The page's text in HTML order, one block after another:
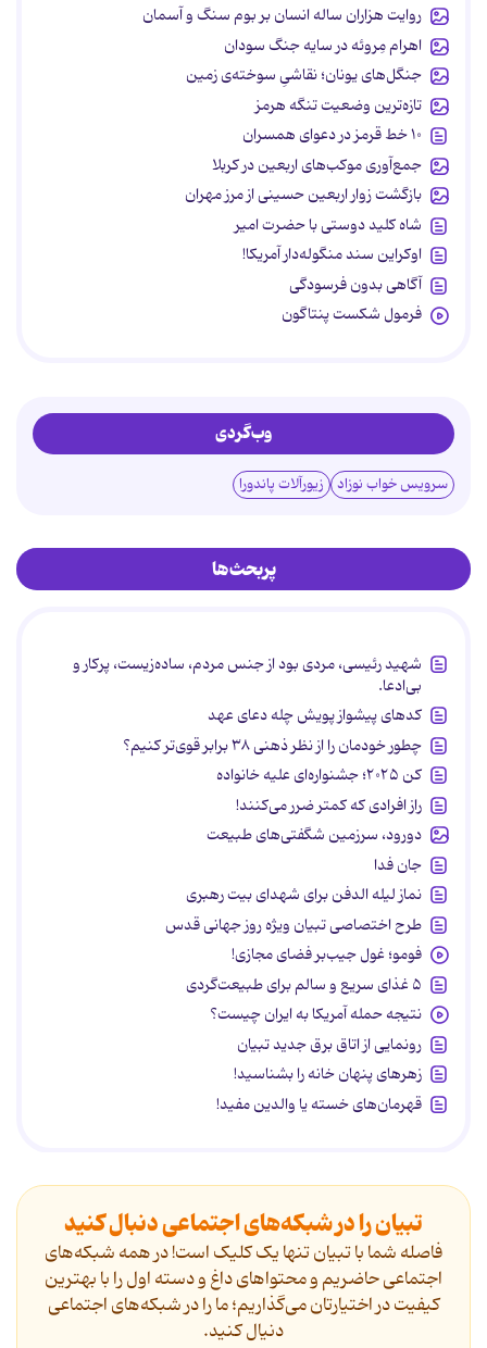
روایت هزاران ساله انسان بر بوم سنگ و آسمان
اهرام مِروئه در سایه جنگ سودان
جنگل‌های یونان؛ نقاشیِ سوخته‌ی زمین
تازه‌ترین وضعیت تنگه هرمز
۱۰ خط قرمز در دعوای همسران
جمع‌آوری موکب‌های اربعین در کربلا
بازگشت زوار اربعین حسینی از مرز مهران
شاه کلید دوستی با حضرت امیر
اوکراین سند منگوله‌دار آمریکا!
آگاهی بدون فرسودگی
فرمول شکست پنتاگون
وب‌گردی
سرویس خواب نوزاد زیورآلات پاندورا
پربحث‌ها
شهید رئیسی، مردی بود از جنس مردم، ساده‌زیست، پرکار و
بی‌ادعا.
کدهای پیشواز پویش چله دعای عهد
چطور خودمان را از نظر ذهنی ۳۸ برابر قوی‌تر کنیم؟
کن ۲۰۲۵؛ جشنواره‌ای علیه خانواده
راز افرادی که کمتر ضرر می‌کنند!
دورود، سرزمین شگفتی‌های طبیعت
جان فدا
نماز لیله الدفن برای شهدای بیت رهبری
طرح اختصاصی تبیان ویژه روز جهانی قدس
فومو؛ غول جیب‌بر فضای مجازی!
۵ غذای سریع و سالم برای طبیعت‌گردی
نتیجه حمله آمریکا به ایران چیست؟
رونمایی از اتاق برق جدید تبیان
زهرهای پنهان خانه را بشناسید!
قهرمان‌های خسته یا والدین مفید!
تبیان را در شبکه‌های اجتماعی دنبال کنید
فاصله شما با تبیان تنها یک کلیک است! در همه شبکه‌های
اجتماعی حاضریم و محتواهای داغ و دسته اول را با بهترین
کیفیت در اختیارتان می‌گذاریم؛ ما را در شبکه‌های اجتماعی
دنیال کنید.